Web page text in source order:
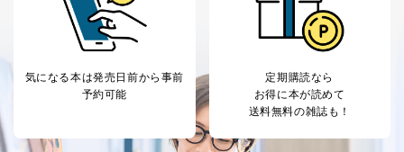
各SNS運営会社様にご請求いただきますようお願い致し
ます。
当社は、取得した個人情報を適切に管理し､あらかじめ
本人の同意を得ることなく第三者に提供することはあり
ません。ただし、次の場合は除きます。
気になる本は発売日前から事前
予約可能
定期購読なら
お得に本が読めて
送料無料の雑誌も！